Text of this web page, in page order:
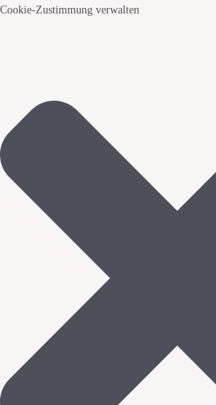
Cookie-Zustimmung verwalten